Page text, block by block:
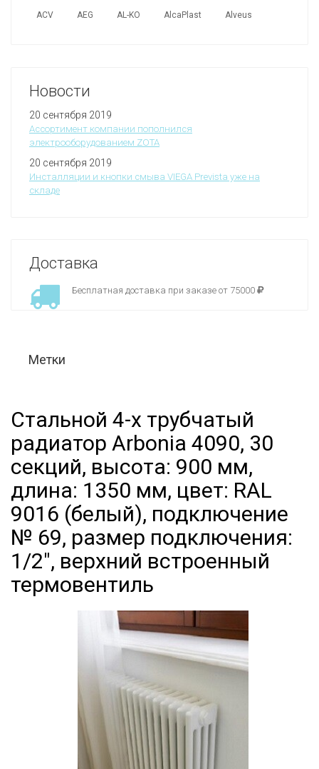
ACV AEG AL-KO AlcaPlast Alveus
Новости
20 сентября 2019
Ассортимент компании пополнился
электрооборудованием ZOTA
20 сентября 2019
Инсталляции и кнопки смыва VIEGA Prevista уже на
складе
Доставка
Бесплатная доставка при заказе от 75000
Метки
Стальной 4-х трубчатый
радиатор Arbonia 4090, 30
секций, высота: 900 мм,
длина: 1350 мм, цвет: RAL
9016 (белый), подключение
№ 69, размер подключения:
1/2", верхний встроенный
термовентиль